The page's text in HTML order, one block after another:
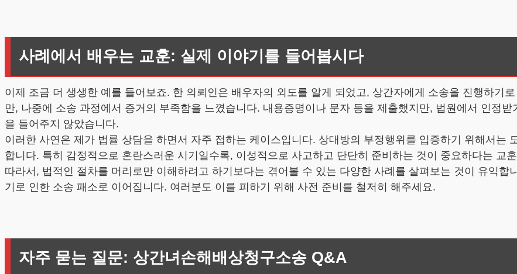
사례에서 배우는 교훈: 실제 이야기를 들어봅시다
이제 조금 더 생생한 예를 들어보죠. 한 의뢰인은 배우자의 외도를 알게 되었고, 상간자에게 소송을 진행하기
만, 나중에 소송 과정에서 증거의 부족함을 느꼈습니다. 내용증명이나 문자 등을 제출했지만, 법원에서 인정
을 들어주지 않았습니다.
이러한 사연은 제가 법률 상담을 하면서 자주 접하는 케이스입니다. 상대방의 부정행위를 입증하기 위해서는
합니다. 특히 감정적으로 혼란스러운 시기일수록, 이성적으로 사고하고 단단히 준비하는 것이 중요하다는 교
따라서, 법적인 절차를 머리로만 이해하려고 하기보다는 겪어볼 수 있는 다양한 사례를 살펴보는 것이 유익합
기로 인한 소송 패소로 이어집니다. 여러분도 이를 피하기 위해 사전 준비를 철저히 해주세요.
자주 묻는 질문: 상간녀손해배상청구소송 Q&A